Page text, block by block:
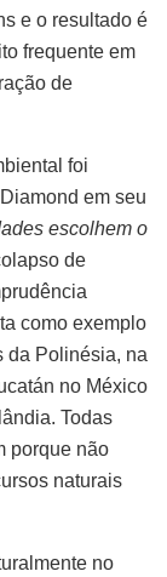
e o resultado é
frequente em
de
foi
em seu
escolhem o
de
como exemplo
da Polinésia, na
no México
Todas
porque não
naturais
no